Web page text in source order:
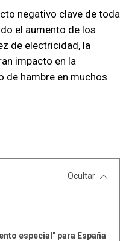
negativo clave de toda
el aumento de los
de electricidad, la
impacto en la
de hambre en muchos
Ocultar
especial" para España